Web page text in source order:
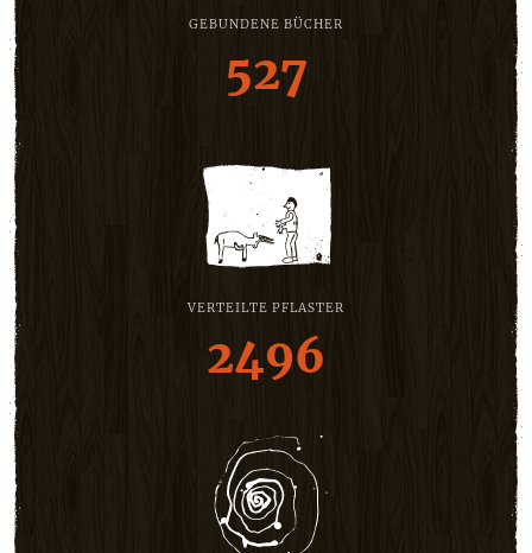
GEBUNDENE BÜCHER
527
VERTEILTE PFLASTER
2496